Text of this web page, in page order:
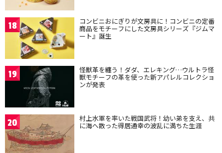
18 コンビニおにぎりが文房具に！コンビニの定番
商品をモチーフにした文房具シリーズ『ジムマ
ート』誕生
19 怪獣革を纏う！ダダ、エレキング…ウルトラ怪
獣モチーフの革を使った新アパレルコレクショ
ンが発表
20 村上水軍を率いた戦国武将！幼い弟を支え、共
に海へ散った得居通幸の波乱に満ちた生涯